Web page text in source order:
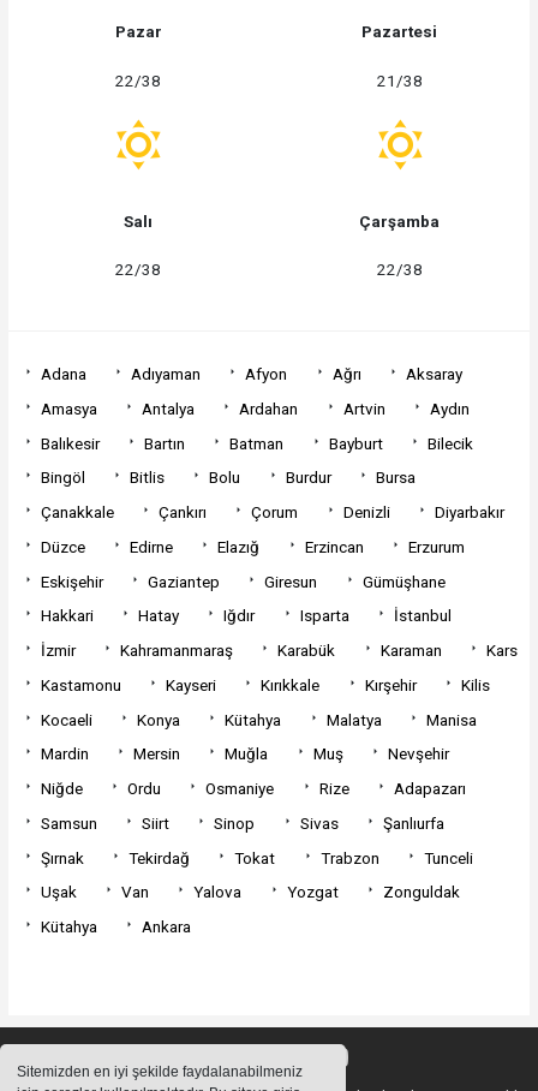
Sitemizden en iyi şekilde faydalanabilmeniz
Pazar
22/38
Pazartesi
21/38
Salı
22/38
Çarşamba
22/38
Adana Adıyaman Afyon Ağrı
Aksaray
Amasya
Antalya Ardahan Artvin
Aydın
Balıkesir
Bartın Batman Bayburt
Bilecik
Bingöl
Bitlis Bolu Burdur
Bursa
Çanakkale
Çankırı Çorum Denizli
Diyarbakır
Düzce
Edirne Elazığ Erzincan
Erzurum
Eskişehir
Gaziantep Giresun
Gümüşhane
Hakkari
Hatay Iğdır Isparta
İstanbul
İzmir
Kahramanmaraş Karabük Karaman
Kars
Kastamonu
Kayseri Kırıkkale Kırşehir
Kilis
Kocaeli
Konya Kütahya Malatya
Manisa
Mardin
Mersin Muğla Muş
Nevşehir
Niğde
Ordu Osmaniye Rize
Adapazarı
Samsun
Siirt Sinop Sivas
Şanlıurfa
Şırnak
Tekirdağ Tokat Trabzon
Tunceli
Uşak
Van Yalova Yozgat
Zonguldak
Kütahya
Ankara